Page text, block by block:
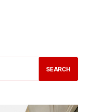
SEARCH